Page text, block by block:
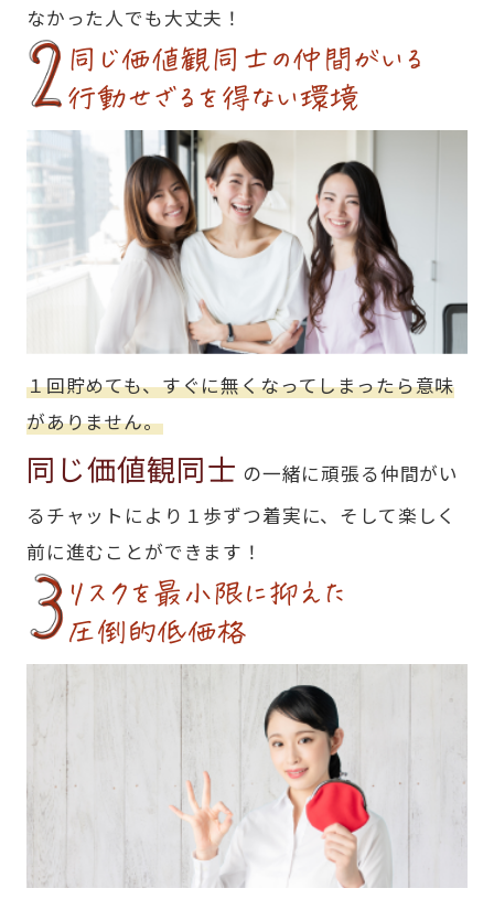
なかった人でも大丈夫！
同じ価値観同士の仲間がいる
行動せざるを得ない環境
１回貯めても、すぐに無くなってしまったら意味
がありません。
同じ価値観同士 の一緒に頑張る仲間がい
るチャットにより１歩ずつ着実に、そして楽しく
前に進むことができます！
リスクを最小限に抑えた
圧倒的低価格